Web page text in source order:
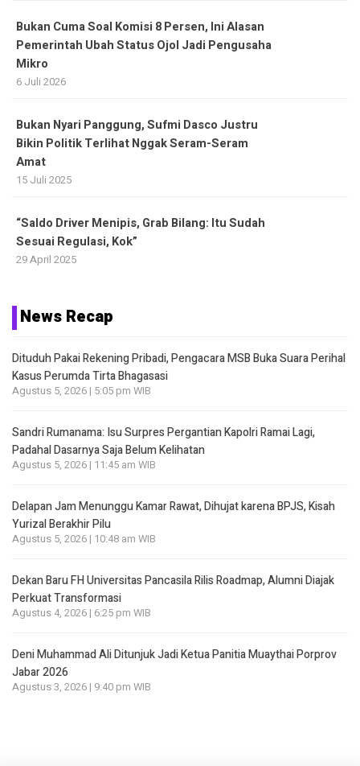
Bukan Cuma Soal Komisi 8 Persen, Ini Alasan
Pemerintah Ubah Status Ojol Jadi Pengusaha
Mikro
6 Juli 2026
Bukan Nyari Panggung, Sufmi Dasco Justru
Bikin Politik Terlihat Nggak Seram-Seram
Amat
15 Juli 2025
“Saldo Driver Menipis, Grab Bilang: Itu Sudah
Sesuai Regulasi, Kok”
29 April 2025
News Recap
Dituduh Pakai Rekening Pribadi, Pengacara MSB Buka Suara Perihal
Kasus Perumda Tirta Bhagasasi
Agustus 5, 2026 | 5:05 pm WIB
Sandri Rumanama: Isu Surpres Pergantian Kapolri Ramai Lagi,
Padahal Dasarnya Saja Belum Kelihatan
Agustus 5, 2026 | 11:45 am WIB
Delapan Jam Menunggu Kamar Rawat, Dihujat karena BPJS, Kisah
Yurizal Berakhir Pilu
Agustus 5, 2026 | 10:48 am WIB
Dekan Baru FH Universitas Pancasila Rilis Roadmap, Alumni Diajak
Perkuat Transformasi
Agustus 4, 2026 | 6:25 pm WIB
Deni Muhammad Ali Ditunjuk Jadi Ketua Panitia Muaythai Porprov
Jabar 2026
Agustus 3, 2026 | 9:40 pm WIB